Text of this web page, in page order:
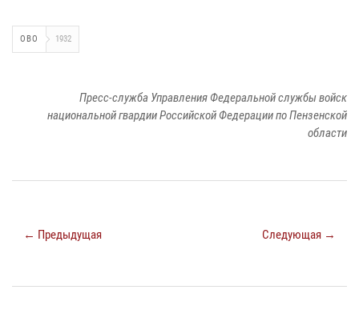
ОВО 1932
Пресс-служба Управления Федеральной службы войск
национальной гвардии Российской Федерации по Пензенской
области
← Предыдущая Следующая →